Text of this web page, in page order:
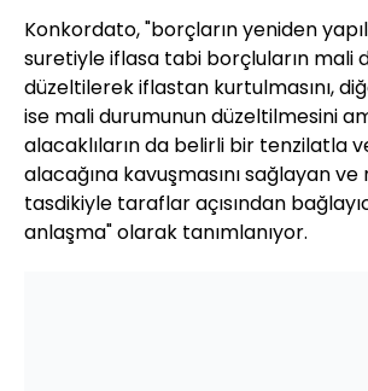
Konkordato, "borçların yeniden
suretiyle iflasa tabi borçluların mali
düzeltilerek iflastan kurtulmasını,
ise mali durumunun düzeltilmesini
alacaklıların da belirli bir tenzilatla
alacağına kavuşmasını sağlayan
tasdikiyle taraflar açısından
anlaşma" olarak tanımlanıyor.